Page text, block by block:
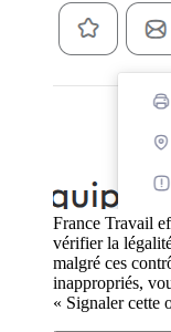
France Travail
vérifier la
malgré ces
inappropriés,
« Signaler cette